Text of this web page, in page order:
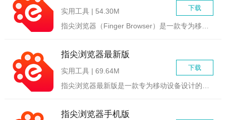
下载
实用工具 | 54.30M
指尖浏览器（Finger Browser）是一款专为移动设备...
指尖浏览器最新版
下载
实用工具 | 69.64M
指尖浏览器最新版是一款专为移动设备设计的智能浏览器应用，旨在...
指尖浏览器手机版